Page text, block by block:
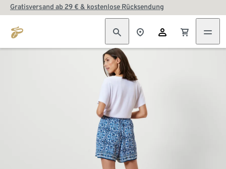
Gratisversand ab 29 € & kostenlose Rücksendung